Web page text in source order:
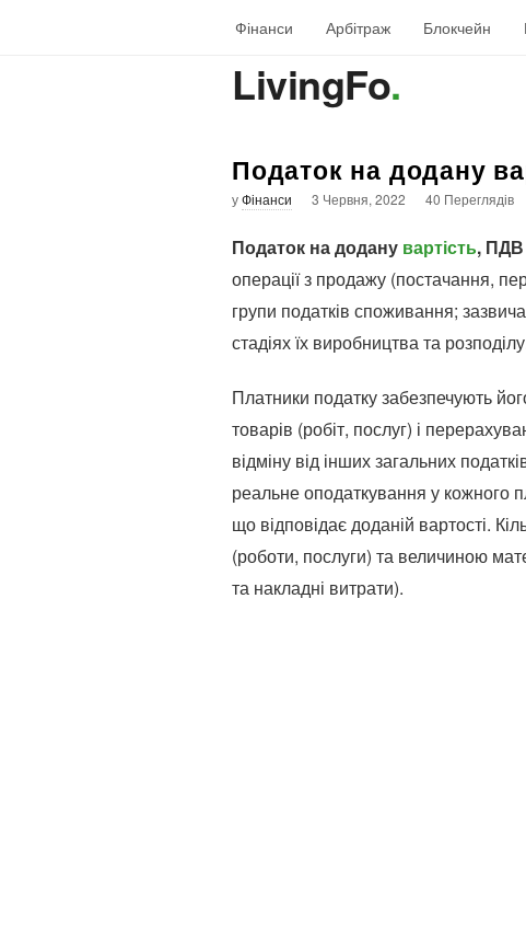
Фінанси Арбітраж Блокчейн
LivingFo.
Податок на додану
уФінанси 3 Червня, 2022 40 Переглядів
Податок на додану вартість, ПДВ
операції з продажу (постачання,
групи податків споживання;
стадіях їх виробництва та
Платники податку забезпечують
товарів (робіт, послуг) і
відміну від інших загальних
реальне оподаткування у кожного
що відповідає доданій вартості.
(роботи, послуги) та величиною
та накладні витрати).